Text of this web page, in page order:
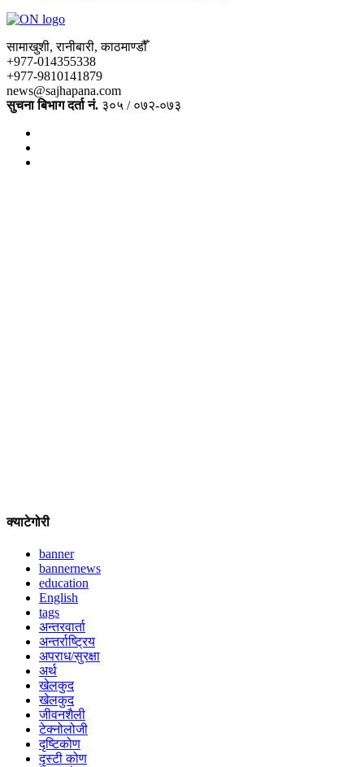
सामाखुशी, रानीबारी, काठमाण्डौँ
+977-014355338
+977-9810141879
news@sajhapana.com
सुचना बिभाग दर्ता नं. ३०५ / ०७२-०७३
क्याटेगोरी
banner
bannernews
education
English
tags
अन्तरवार्ता
अन्तर्राष्ट्रिय
अपराध/सुरक्षा
अर्थ
खेलकुद
खेलकुद
जीवनशैली
टेक्नोलोजी
दृष्टिकोण
दृस्टी कोण